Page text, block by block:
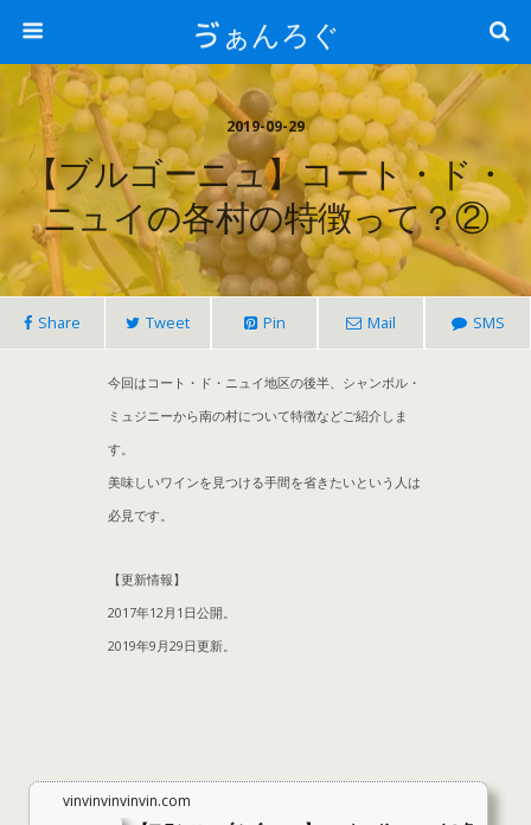
ゔぁんろぐ
2019-09-29
【ブルゴーニュ】コート・ド・
ニュイの各村の特徴って？②
Share Tweet Pin Mail SMS
今回はコート・ド・ニュイ地区の後半、シャンボル・
ミュジニーから南の村について特徴などご紹介しま
す。
美味しいワインを見つける手間を省きたいという人は
必見です。
【更新情報】
2017年12月1日公開。
2019年9 月29日更新。
vinvinvinvinvin.com